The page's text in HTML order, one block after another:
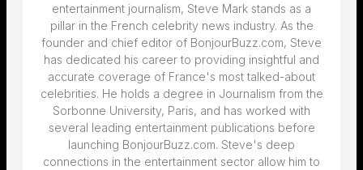
entertainment journalism, Steve Mark stands as a
pillar in the French celebrity news industry. As the
founder and chief editor of BonjourBuzz.com, Steve
has dedicated his career to providing insightful and
accurate coverage of France's most talked-about
celebrities. He holds a degree in Journalism from the
Sorbonne University, Paris, and has worked with
several leading entertainment publications before
launching BonjourBuzz.com. Steve's deep
connections in the entertainment sector allow him to